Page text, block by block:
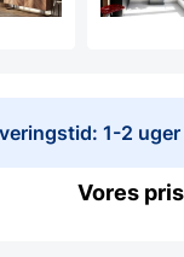
1-2 uger